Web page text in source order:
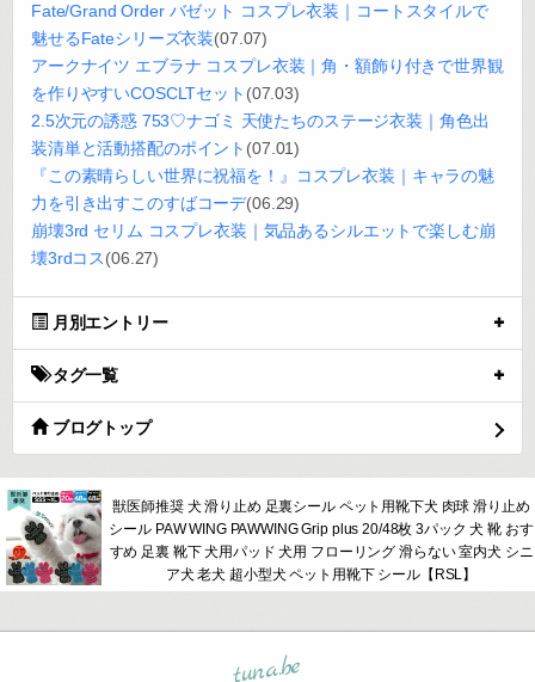
Fate/Grand Order バゼット コスプレ衣装｜コートスタイルで
魅せるFateシリーズ衣装(07.07)
アークナイツ エブラナ コスプレ衣装｜角・額飾り付きで世界観
を作りやすいCOSCLTセット (07.03)
2.5次元の誘惑 753♡ナゴミ 天使たちのステージ衣装｜角色出
装清単と活動搭配のポイント (07.01)
『この素晴らしい世界に祝福を！』コスプレ衣装｜キャラの魅
力を引き出すこのすばコーデ(06.29)
崩壊3rd セリム コスプレ衣装｜気品あるシルエットで楽しむ崩
壊3rdコス(06.27)
月別エントリー
タグ一覧
ブログトップ
獣医師推奨 犬 滑り止め 足裏シール ペット用靴下犬 肉球 滑り止め
シール PAW WING PAWWING Grip plus 20/48枚 3パック 犬 靴 おす
すめ 足裏 靴下 犬用パッド 犬用 フローリング 滑らない 室内犬 シニ
ア犬 老犬 超小型犬 ペット用靴下 シール【RSL】
tuna.be